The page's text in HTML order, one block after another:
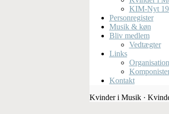
KIM-Nyt
Personregister
Musik & køn
Bliv medlem
Vedtægter
Links
Kontakt
Kvinder i Musik ·